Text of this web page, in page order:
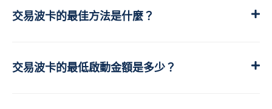
交易波卡的最佳方法是什麼？
交易波卡的最低啟動金額是多少？